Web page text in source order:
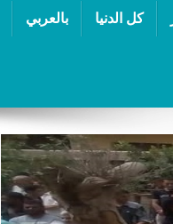
كل الدنيا بالعربي